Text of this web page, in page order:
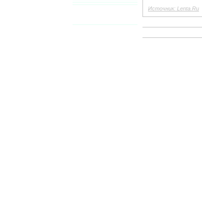
Источник: Lenta.Ru